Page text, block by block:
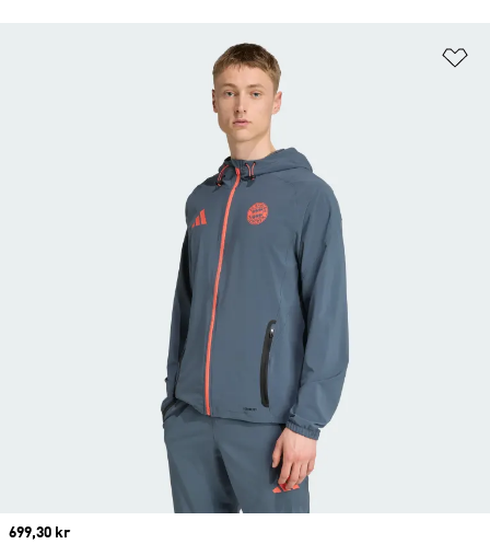
Current price
699,30 kr